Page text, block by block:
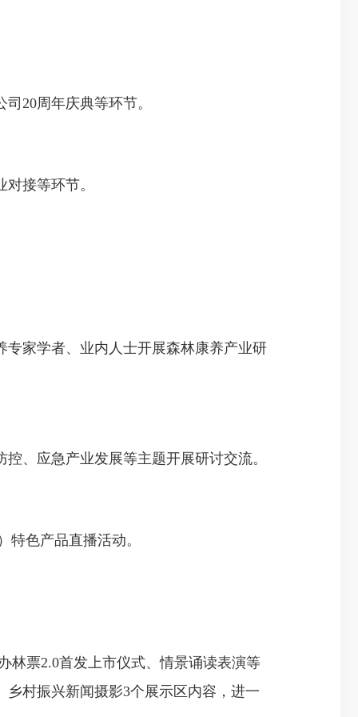
20周年庆典等环节。
接等环节。
家学者、业内人士开展森林康养产业研
应急产业发展等主题开展研讨交流。
）特色产品直播活动。
票2.0首发上市仪式、情景诵读表演等
村振兴新闻摄影3个展示区内容，进一